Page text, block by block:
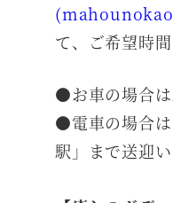
て、ご希望時
●お車の場合は
●電車の場合
駅」まで送迎い